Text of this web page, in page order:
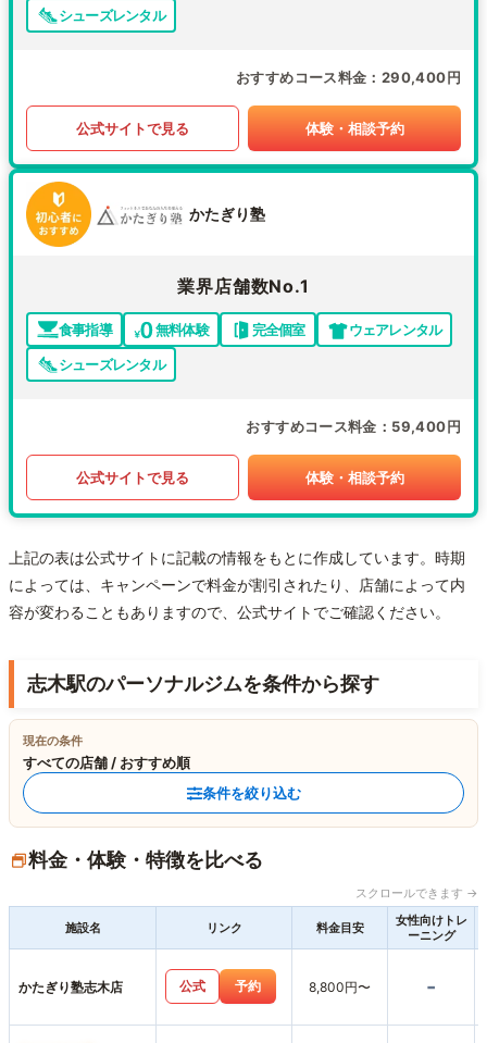
シューズレンタル
おすすめコース料金 290,400円
公式サイトで見る 体験・相談予約
かたぎり塾
業界店舗数No.1
食事指導 無料体験 完全個室
ウェアレンタル
シューズレンタル
おすすめコース料金 59,400円
公式サイトで見る 体験・相談予約
上記の表は公式サイトに記載の情報をもとに作成しています。時期
によっては、キャンペーンで料金が割引されたり、店舗によって内
容が変わることもありますので、公式サイトでご確認ください。
志木駅のパーソナルジムを条件から探す
現在の条件
すべての店舗 / おすすめ順
条件を絞り込む
料金・体験・特徴を比べる
スクロールできます →
施設名 リンク 料金目安
女性向けトレ
ーニング
かたぎり塾志木店 公式 予約 8,800円〜 -